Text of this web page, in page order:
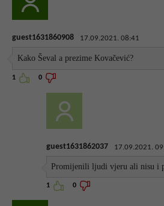
guest1631860908 17.09.2021. 08:41
Kako Ševal a prezime Kovačević?
1 0
guest1631862037 17.09.2021.
Promijenili ljudi vjeru ali nisu i
1 0